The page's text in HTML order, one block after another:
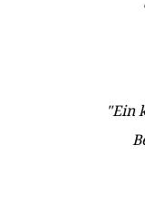
"Ein